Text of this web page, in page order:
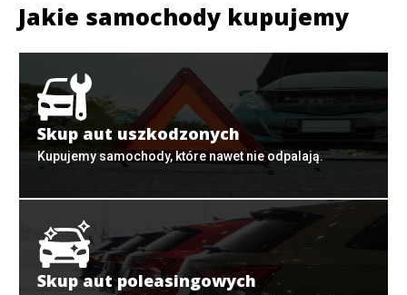
Jakie samochody kupujemy
Skup aut uszkodzonych
Kupujemy samochody, które nawet nie odpalają.
Skup aut poleasingowych